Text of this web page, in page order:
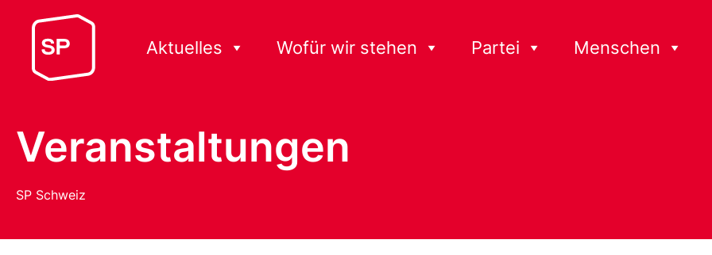
Aktuelles Wofür wir stehen Partei Menschen
Veranstaltungen
SP Schweiz